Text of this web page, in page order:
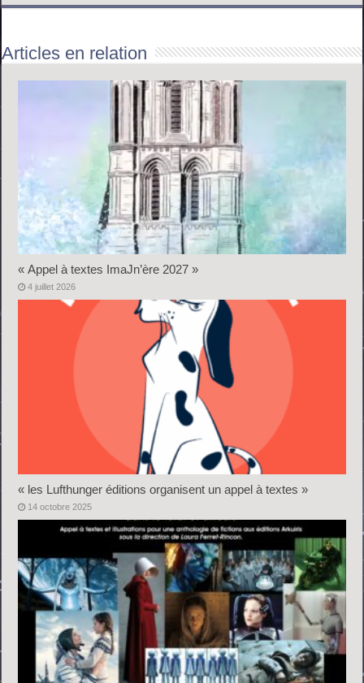
Articles en relation
« Appel à textes ImaJn’ère 2027 »
4 juillet 2026
« les Lufthunger éditions organisent un appel à textes »
14 octobre 2025